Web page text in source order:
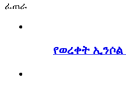
ፈጠራ
የወረቀት ኢንሶል